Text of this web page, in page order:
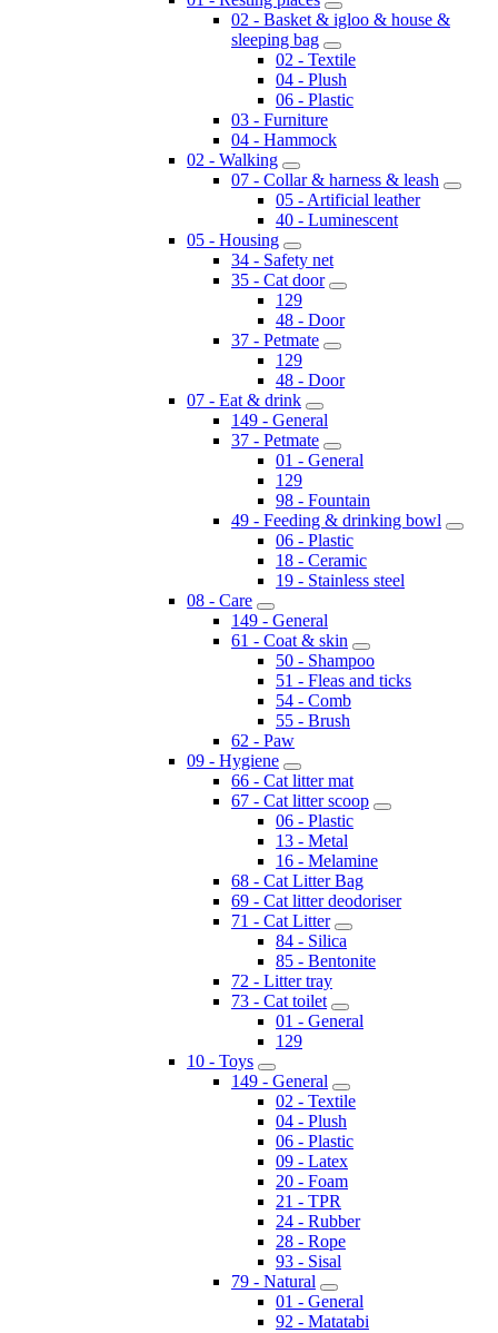
02 - Basket & igloo & house &
sleeping bag
02 - Textile
04 - Plush
06 - Plastic
03 - Furniture
04 - Hammock
02 - Walking
07 - Collar & harness & leash
05 - Artificial leather
40 - Luminescent
05 - Housing
34 - Safety net
35 - Cat door
129
48 - Door
37 - Petmate
129
48 - Door
07 - Eat & drink
149 - General
37 - Petmate
01 - General
129
98 - Fountain
49 - Feeding & drinking bowl
06 - Plastic
18 - Ceramic
19 - Stainless steel
08 - Care
149 - General
61 - Coat & skin
50 - Shampoo
51 - Fleas and ticks
54 - Comb
55 - Brush
62 - Paw
09 - Hygiene
66 - Cat litter mat
67 - Cat litter scoop
06 - Plastic
13 - Metal
16 - Melamine
68 - Cat Litter Bag
69 - Cat litter deodoriser
71 - Cat Litter
84 - Silica
85 - Bentonite
72 - Litter tray
73 - Cat toilet
01 - General
129
10 - Toys
149 - General
02 - Textile
04 - Plush
06 - Plastic
09 - Latex
20 - Foam
21 - TPR
24 - Rubber
28 - Rope
93 - Sisal
79 - Natural
01 - General
92 - Matatabi